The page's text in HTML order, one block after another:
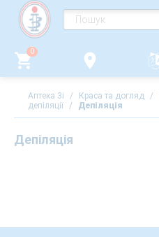
0
Аптека 3i / Краса та догляд /
депіляції / Депіляція
Депіляція